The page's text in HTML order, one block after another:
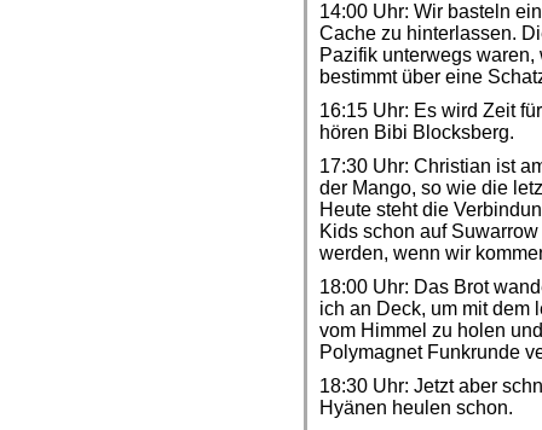
14:00 Uhr: Wir basteln
Cache zu hinterlassen.
Pazifik unterwegs
bestimmt über eine
16:15 Uhr: Es wird Zeit
hören Bibi Blocksberg.
17:30 Uhr: Christian ist
der Mango, so wie die
Heute steht die
Kids schon auf
werden, wenn wir
18:00 Uhr: Das Brot
ich an Deck, um mit dem
vom Himmel zu holen
Polymagnet Funkrunde
18:30 Uhr: Jetzt aber
Hyänen heulen schon.